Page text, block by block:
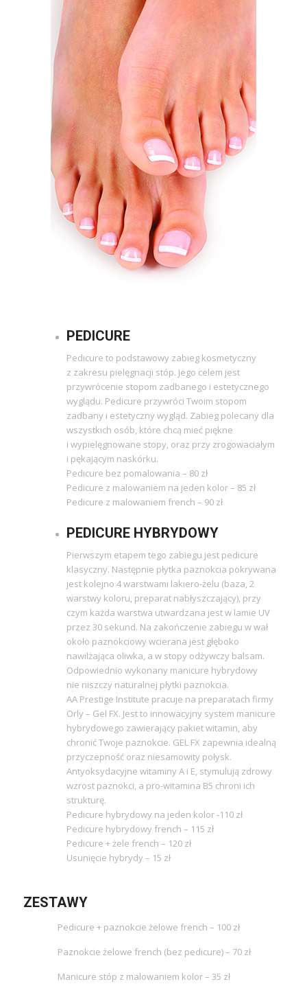
PEDICURE
Pedicure to podstawowy zabieg kosmetyczny
z zakresu pielęgnacji stóp. Jego celem jest
przywrócenie stopom zadbanego i estetycznego
wyglądu. Pedicure przywróci Twoim stopom
zadbany i estetyczny wygląd. Zabieg polecany dla
wszystkich osób, które chcą mieć piękne
i wypielęgnowane stopy, oraz przy zrogowaciałym
i pękającym naskórku.
Pedicure bez pomalowania – 80 zł
Pedicure z malowaniem na jeden kolor – 85 zł
Pedicure z malowaniem french – 90 zł
PEDICURE HYBRYDOWY
Pierwszym etapem tego zabiegu jest pedicure
klasyczny. Następnie płytka paznokcia pokrywana
jest kolejno 4 warstwami lakiero-żelu (baza, 2
warstwy koloru, preparat nabłyszczający), przy
czym każda warstwa utwardzana jest w lamie UV
przez 30 sekund. Na zakończenie zabiegu w wał
około paznokciowy wcierana jest głęboko
nawilżająca oliwka, a w stopy odżywczy balsam.
Odpowiednio wykonany manicure hybrydowy
nie niszczy naturalnej płytki paznokcia.
AA Prestige Institute pracuje na preparatach firmy
Orly – Gel FX. Jest to innowacyjny system manicure
hybrydowego zawierający pakiet witamin, aby
chronić Twoje paznokcie. GEL FX zapewnia idealną
przyczepność oraz niesamowity połysk.
Antyoksydacyjne witaminy A i E, stymulują zdrowy
wzrost paznokci, a pro-witamina B5 chroni ich
strukturę.
Pedicure hybrydowy na jeden kolor -110 zł
Pedicure hybrydowy french – 115 zł
Pedicure + żele french – 120 zł
Usunięcie hybrydy – 15 zł
ZESTAWY
Pedicure + paznokcie żelowe french – 100 zł
Paznokcie żelowe french (bez pedicure) – 70 zł
Manicure stóp z malowaniem kolor – 35 zł